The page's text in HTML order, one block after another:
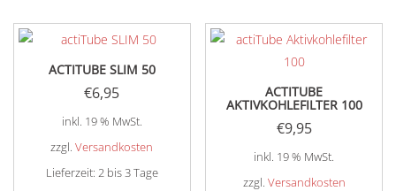
ACTITUBE SLIM 50
€6,95
inkl. 19 % MwSt.
zzgl.Versandkosten
Lieferzeit: 2 bis 3 Tage
ACTITUBE
AKTIVKOHLEFILTER 100
€9,95
inkl. 19 % MwSt.
zzgl. Versandkosten